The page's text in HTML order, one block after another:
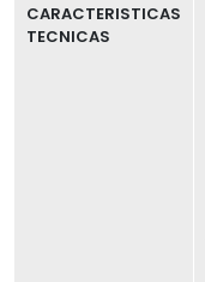
CARACTERISTICAS
TECNICAS